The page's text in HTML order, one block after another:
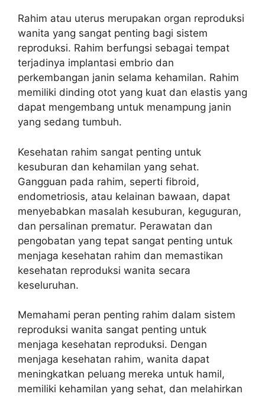
Rahim atau uterus merupakan organ reproduksi
wanita yang sangat penting bagi sistem
reproduksi. Rahim berfungsi sebagai tempat
terjadinya implantasi embrio dan
perkembangan janin selama kehamilan. Rahim
memiliki dinding otot yang kuat dan elastis yang
dapat mengembang untuk menampung janin
yang sedang tumbuh.
Kesehatan rahim sangat penting untuk
kesuburan dan kehamilan yang sehat.
Gangguan pada rahim, seperti fibroid,
endometriosis, atau kelainan bawaan, dapat
menyebabkan masalah kesuburan, keguguran,
dan persalinan prematur. Perawatan dan
pengobatan yang tepat sangat penting untuk
menjaga kesehatan rahim dan memastikan
kesehatan reproduksi wanita secara
keseluruhan.
Memahami peran penting rahim dalam sistem
reproduksi wanita sangat penting untuk
menjaga kesehatan reproduksi. Dengan
menjaga kesehatan rahim, wanita dapat
meningkatkan peluang mereka untuk hamil,
memiliki kehamilan yang sehat, dan melahirkan